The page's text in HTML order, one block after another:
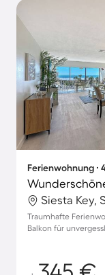
Ferienwohnung ∙
Siesta Key,
Traumhafte
Balkon für